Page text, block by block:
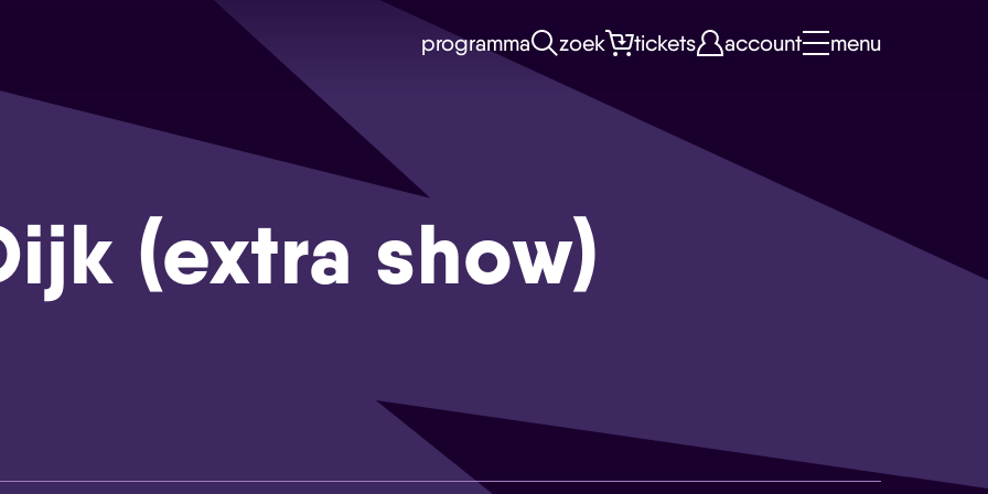
programma zoek tickets account menu
(extra show)